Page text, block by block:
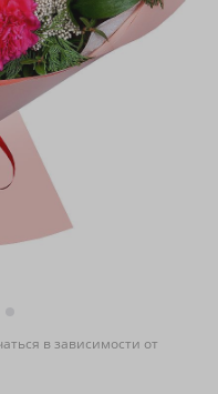
в зависимости от